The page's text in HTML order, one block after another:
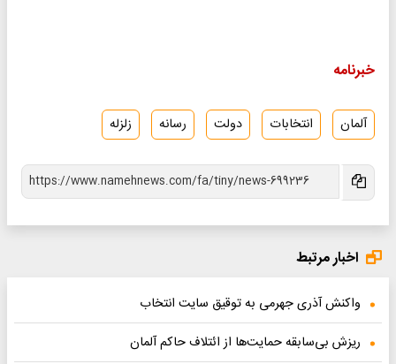
خبرنامه
آلمان انتخابات دولت رسانه زلزله
اخبار مرتبط
واکنش آذری جهرمی به توقیق سایت انتخاب
ریزش بی‌سابقه حمایت‌ها از ائتلاف حاکم آلمان